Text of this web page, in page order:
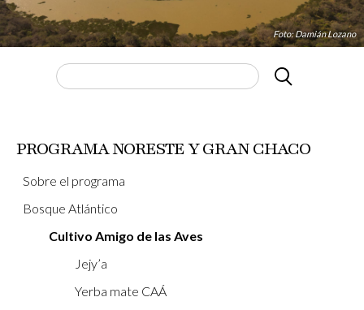
Foto: Damián Lozano
Buscar
PROGRAMA NORESTE Y GRAN CHACO
Sobre el programa
Bosque Atlántico
Cultivo Amigo de las Aves
Jejy’a
Yerba mate CAÁ